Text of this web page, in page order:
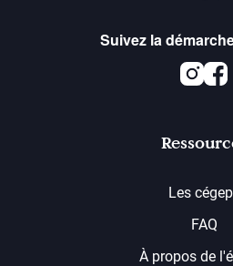
Suivez la
Les
FAQ
À propos de